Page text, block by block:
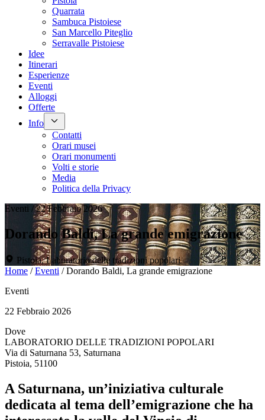
Quarrata
Sambuca Pistoiese
San Marcello Piteglio
Serravalle Pistoiese
Idee
Itinerari
Esperienze
Eventi
Alloggi
Offerte
Info
Contatti
Orari musei
Orari monumenti
Volti e storie
Media
Politica della Privacy
Eventi / 22 Febbraio 2026
Dorando Baldi, La grande emigrazione
Pistoia, Laboratorio delle tradizioni popolari
Home /Eventi /Dorando Baldi, La grande emigrazione
Eventi
22 Febbraio 2026
Dove
LABORATORIO DELLE TRADIZIONI POPOLARI
Via di Saturnana 53, Saturnana
Pistoia, 51100
A Saturnana, un’iniziativa culturale
dedicata al tema dell’emigrazione che ha